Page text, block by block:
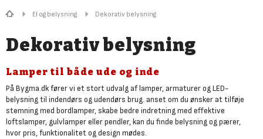
El og belysning Dekorativ belysning
Dekorativ belysning
Lamper til både ude og inde
På Bygma.dk fører vi et stort udvalg af lamper, armaturer og LED-
belysning til indendørs og udendørs brug. anset om du ønsker at tilføje
stemning med bordlamper, skabe bedre indretning med effektive
loftslamper, gulvlamper eller pendler, kan du finde belysning og pærer,
hvor pris, funktionalitet og design mødes.